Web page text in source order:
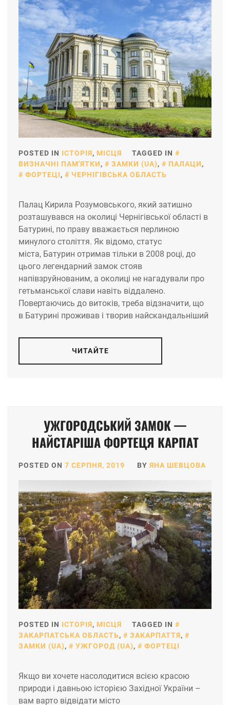
POSTED IN ІСТОРІЯ, МІСЦЯ
TAGGED IN
ВИЗНАЧНІ ПАМ'ЯТКИ, ЗАМКИ (UA), ПАЛАЦИ,
ФОРТЕЦІ, ЧЕРНІГІВСЬКА ОБЛАСТЬ
Палац Кирила Розумовського, який затишно
розташувався на околиці Чернігівської області в
Батурині, по праву вважається перлиною
минулого століття. Як відомо, статус
міста, Батурин отримав тільки в 2008 році, до
цього легендарний замок стояв
напівзруйнованим, а околиці не нагадували про
гетьманської слави навіть віддалено.
Повертаючись до витоків, треба відзначити, що
в Батурині проживав і творив найскандальніший
ЧИТАЙТЕ
УЖГОРОДСЬКИЙ ЗАМОК —
НАЙСТАРІША ФОРТЕЦЯ КАРПАТ
POSTED ON 7 СЕРПНЯ, 2019 BY ЯНА ШЕВЦОВА
POSTED IN ІСТОРІЯ, МІСЦЯ
TAGGED IN
ЗАКАРПАТСЬКА ОБЛАСТЬ, ЗАКАРПАТТЯ,
ЗАМКИ (UA), УЖГОРОД (UA), ФОРТЕЦІ
Якщо ви хочете насолодитися всією красою
природи і давньою історією Західної України –
вам варто відвідати місто